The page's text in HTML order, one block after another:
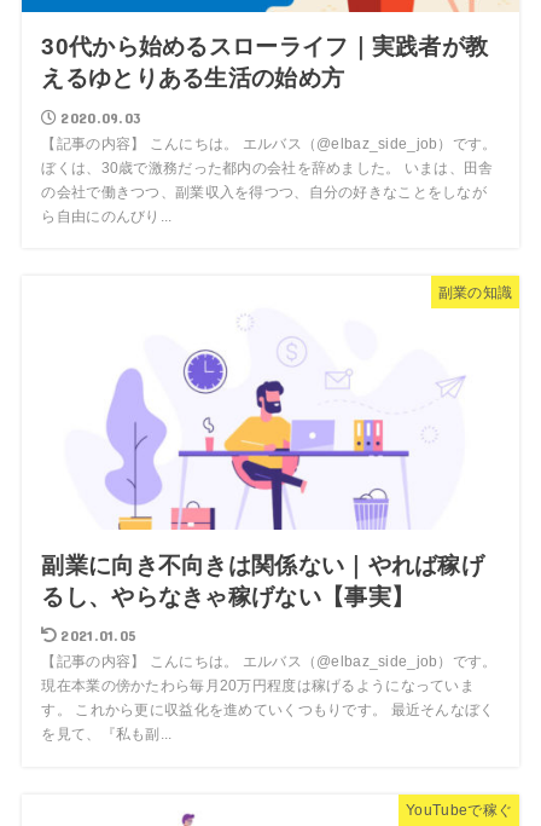
30代から始めるスローライフ｜実践者が教
えるゆとりある生活の始め方
2020.09.03
【記事の内容】 こんにちは。 エルバス（@elbaz_side_job）です。
ぼくは、30歳で激務だった都内の会社を辞めました。 いまは、田舎
の会社で働きつつ、副業収入を得つつ、自分の好きなことをしなが
ら自由にのんびり...
副業の知識
副業に向き不向きは関係ない｜やれば稼げ
るし、やらなきゃ稼げない【事実】
2021.01.05
【記事の内容】 こんにちは。 エルバス（@elbaz_side_job）です。
現在本業の傍かたわら毎月20万円程度は稼げるようになっていま
す。 これから更に収益化を進めていくつもりです。 最近そんなぼく
を見て、『私も副...
YouTubeで稼ぐ